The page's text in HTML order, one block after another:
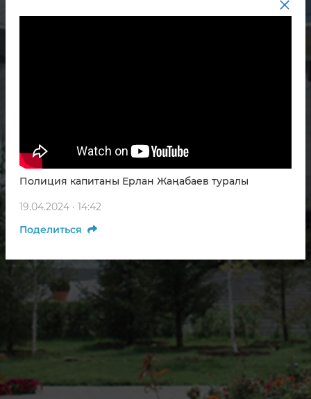
Полиция капитаны Ерлан Жаңабаев туралы
19.04.2024 · 14:42
Поделиться